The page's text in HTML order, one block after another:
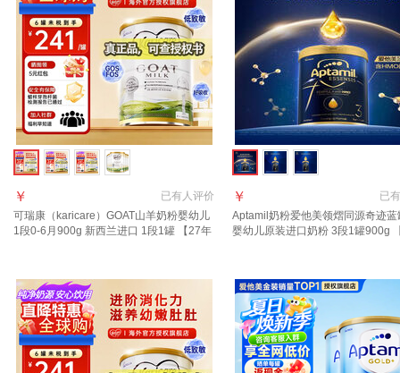
已有人评价
￥
可瑞康（karicare）GOAT山羊奶粉婴幼儿
1段0-6月900g 新西兰进口 1段1罐 【27年
已有
￥
Aptamil奶粉爱他美领熠同源奇迹蓝
婴幼儿原装进口奶粉 3段1罐900g